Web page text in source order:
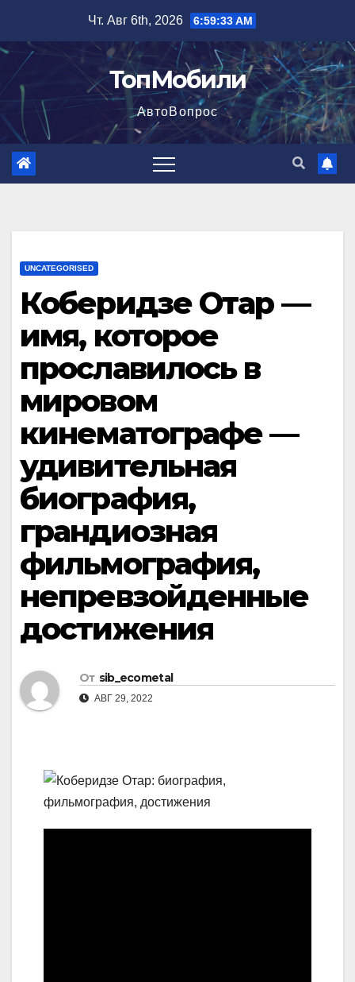
содержимому
Чт. Авг 6th, 2026 6:59:34 AM
ТопМобили
АвтоВопрос
UNCATEGORISED
Коберидзе Отар —
имя, которое
прославилось в
мировом
кинематографе —
удивительная
биография,
грандиозная
фильмография,
непревзойденные
достижения
От sib_ecometal
АВГ 29, 2022